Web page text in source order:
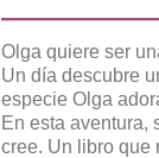
Olga quiere ser
Un día descubre
especie Olga
En esta aventura,
cree. Un libro que